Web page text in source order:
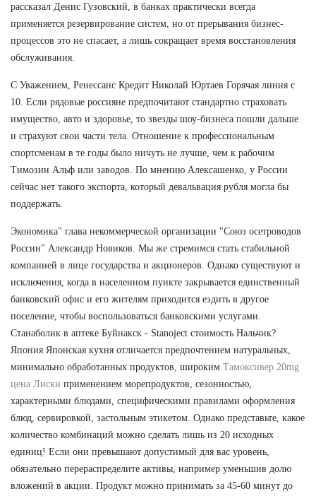
рассказал Денис Гузовский, в банках практически всегда
применяется резервирование систем, но от прерывания бизнес-
процессов это не спасает, а лишь сокращает время восстановления
обслуживания.
С Уважением, Ренессанс Кредит Николай Юртаев Горячая линия с
10. Если рядовые россияне предпочитают стандартно страховать
имущество, авто и здоровье, то звезды шоу-бизнеса пошли дальше
и страхуют свои части тела. Отношение к профессиональным
спортсменам в те годы было ничуть не лучше, чем к рабочим
Tимозин Альф или заводов. По мнению Алексашенко, у России
сейчас нет такого экспорта, который девальвация рубля могла бы
поддержать.
Экономика" глава некоммерческой организации "Союз осетроводов
России" Александр Новиков. Мы же стремимся стать стабильной
компанией в лице государства и акционеров. Однако существуют и
исключения, когда в населенном пункте закрывается единственный
банковский офис и его жителям приходится ездить в другое
поселение, чтобы воспользоваться банковскими услугами.
Станаболик в аптеке Буйнакск - Stanoject стоимость Нальчик?
Япония Японская кухня отличается предпочтением натуральных,
минимально обработанных продуктов, широким Тамоксивер 20mg
цена Лиски применением морепродуктов, сезонностью,
характерными блюдами, специфическими правилами оформления
блюд, сервировкой, застольным этикетом. Однако представьте, какое
количество комбинаций можно сделать лишь из 20 исходных
единиц! Если они превышают допустимый для вас уровень,
обязательно перераспределите активы, например уменьшив долю
вложений в акции. Продукт можно принимать за 45-60 минут до